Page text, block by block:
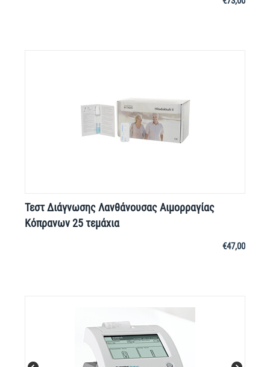
Τεστ Διάγνωσης Λανθάνουσας Αιμορραγίας
Κόπρανων 25 τεμάχια
€47,00